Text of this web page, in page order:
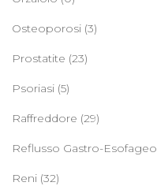
Osteoporosi (3)
Prostatite (23)
Psoriasi (5)
Raffreddore (29)
Reflusso Gastro-Esofageo
Reni (32)